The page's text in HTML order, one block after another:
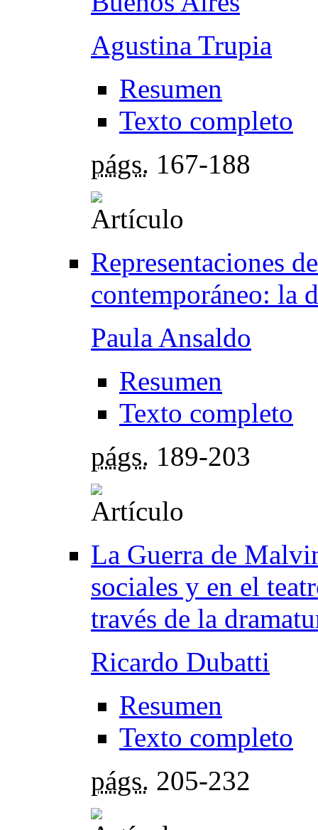
Agustina Trupia
Resumen
Texto completo
págs. 167-188
Representaciones
contemporáneo: la
Paula Ansaldo
Resumen
Texto completo
págs. 189-203
La Guerra de
sociales y en el
través de la
Ricardo Dubatti
Resumen
Texto completo
págs. 205-232